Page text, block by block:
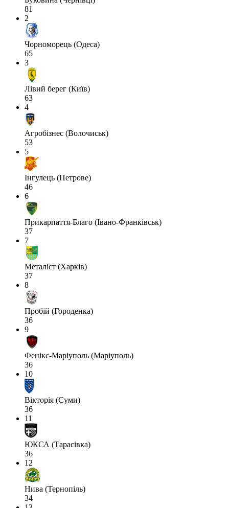
81
2
Чорноморець (Одеса)
65
3
Лівий берег (Київ)
63
4
Агробізнес (Волочиськ)
53
5
Інгулець (Петрове)
46
6
Прикарпаття-Благо (Івано-Франківськ)
37
7
Металіст (Харків)
37
8
Пробій (Городенка)
36
9
Фенікс-Маріуполь (Маріуполь)
36
10
Вікторія (Суми)
36
11
ЮКСА (Тарасівка)
36
12
Нива (Тернопіль)
34